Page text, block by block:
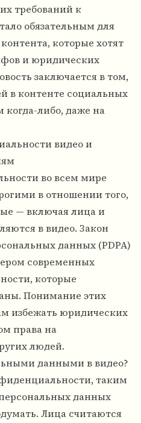
требований к
обязательным для
которые хотят
и юридических
заключается в том,
в контенте социальных
когда-либо, даже на
видео и
во всем мире
в отношении того,
— включая лица и
в видео. Закон
данных (PDPA)
современных
которые
Понимание этих
избежать юридических
права на
людей.
данными в видео?
таким
данных
Лица считаются